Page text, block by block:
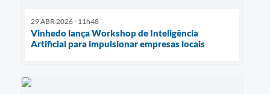
29 ABR 2026 - 11h48
Vinhedo lança Workshop de Inteligência
Artificial para impulsionar empresas locais